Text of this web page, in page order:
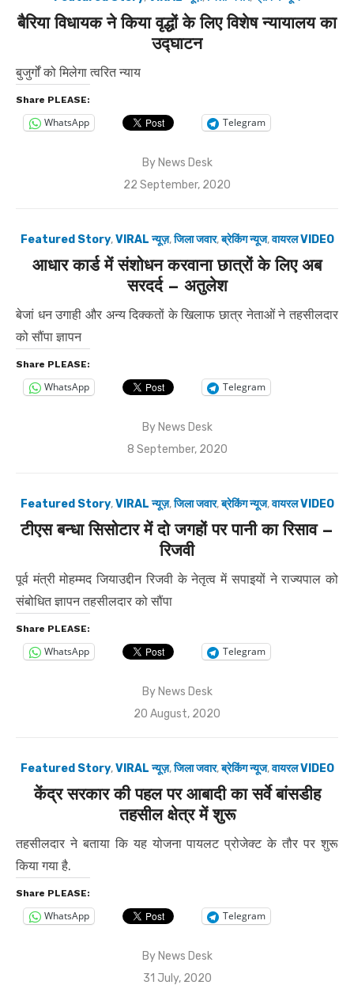
बैरिया विधायक ने किया वृद्धों के लिए विशेष न्यायालय का
उद्घाटन
बुजुर्गों को मिलेगा त्वरित न्याय
Share PLEASE:
WhatsApp Telegram
By News Desk
Posted
22 September, 2020
Featured Story,VIRAL न्यूज़,जिला जवार,ब्रेकिंग न्यूज,वायरल VIDEO
आधार कार्ड में संशोधन करवाना छात्रों के लिए अब
सरदर्द – अतुलेश
बेजां धन उगाही और अन्य दिक्कतों के खिलाफ छात्र नेताओं ने तहसीलदार
को सौंपा ज्ञापन
Share PLEASE:
WhatsApp Telegram
By News Desk
Posted
8 September, 2020
Featured Story,VIRAL न्यूज़,जिला जवार,ब्रेकिंग न्यूज,वायरल VIDEO
टीएस बन्धा सिसोटार में दो जगहों पर पानी का रिसाव –
रिजवी
पूर्व मंत्री मोहम्मद जियाउद्दीन रिजवी के नेतृत्व में सपाइयों ने राज्यपाल को
संबोधित ज्ञापन तहसीलदार को सौंपा
Share PLEASE:
WhatsApp Telegram
By News Desk
Posted
20 August, 2020
Featured Story,VIRAL न्यूज़,जिला जवार,ब्रेकिंग न्यूज,वायरल VIDEO
केंद्र सरकार की पहल पर आबादी का सर्वे बांसडीह
तहसील क्षेत्र में शुरू
तहसीलदार ने बताया कि यह योजना पायलट प्रोजेक्ट के तौर पर शुरू
किया गया है.
Share PLEASE:
WhatsApp Telegram
By News Desk
Posted
31 July, 2020